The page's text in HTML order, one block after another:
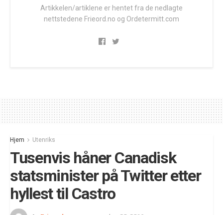
Artikkelen/artiklene er hentet fra de nedlagte
nettstedene Frieord.no og Ordetermitt.com
Hjem Utenriks
Tusenvis håner Canadisk
statsminister på Twitter etter
hyllest til Castro